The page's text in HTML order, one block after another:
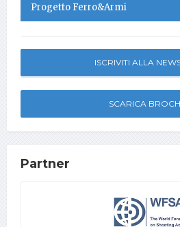
Progetto Ferro&Armi
ISCRIVITI ALLA
SCARICA
Partner